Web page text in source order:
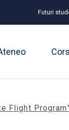
Futuri
Flight Program”